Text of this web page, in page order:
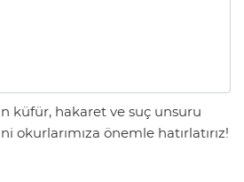
küfür, hakaret ve suç unsuru
okurlarımıza önemle hatırlatırız!